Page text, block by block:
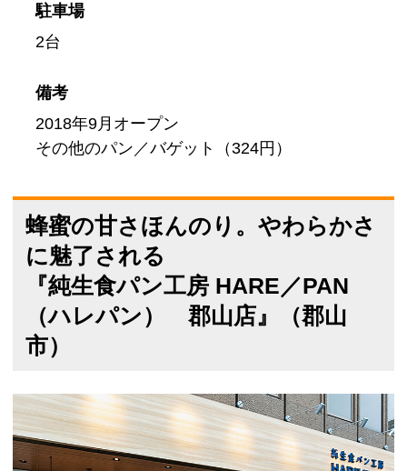
駐車場
2台
備考
2018年9月オープン
その他のパン／バゲット（324円）
蜂蜜の甘さほんのり。やわらかさ
に魅了される
『純生食パン工房 HARE／PAN
（ハレパン） 郡山店』（郡山
市）